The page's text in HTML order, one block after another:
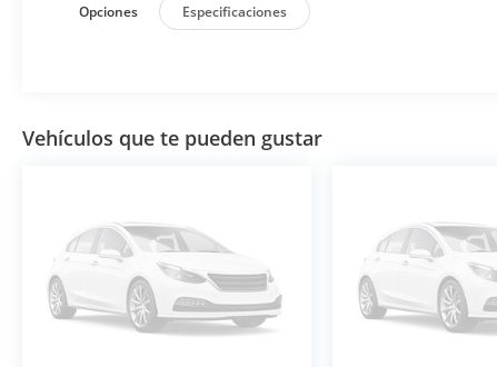
Opciones Especificaciones
Vehículos que te pueden gustar